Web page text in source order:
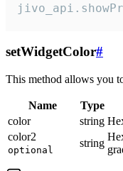
setWidgetColor#
This method allows you
Name Type
color
string
color2
optional
string